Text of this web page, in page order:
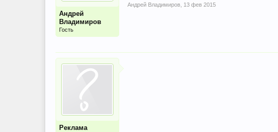
Андрей
Владимиров
Гость
Андрей Владимиров 13 фев 2015
Реклама